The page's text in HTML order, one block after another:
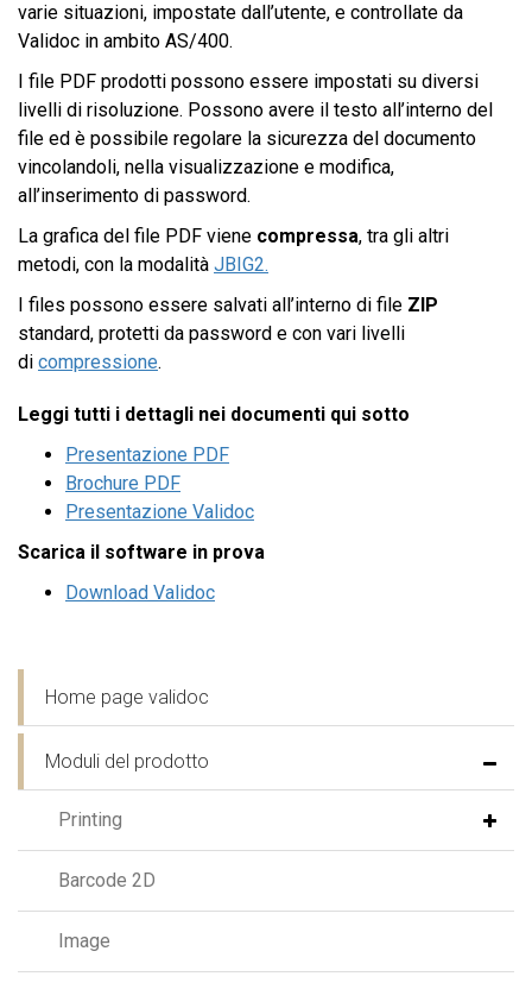
varie situazioni, impostate dall’utente, e controllate da
Validoc in ambito AS/400.
I file PDF prodotti possono essere impostati su diversi
livelli di risoluzione. Possono avere il testo all’interno del
file ed è possibile regolare la sicurezza del documento
vincolandoli, nella visualizzazione e modifica,
all’inserimento di password.
La grafica del file PDF viene compressa, tra gli altri
metodi, con la modalità JBIG2.
I files possono essere salvati all’interno di file ZIP
standard, protetti da password e con vari livelli
di compressione.
Leggi tutti i dettagli nei documenti qui sotto
Presentazione PDF
Brochure PDF
Presentazione Validoc
Scarica il software in prova
Download Validoc
Home page validoc
Moduli del prodotto
Printing
Barcode 2D
Image